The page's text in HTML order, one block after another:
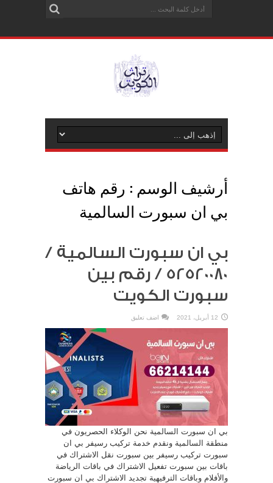
أرشيف الوسم : رقم هاتف
بي ان سبورت السالمية
بي ان سبورت السالمية /
52520080 / رقم بين
سبورت الكويت
12 أبريل، 2021 اضف تعليق
بي ان سبورت السالمية نحن الوكلاء الحصريون في
منطقة السالمية ونقدم خدمة تركيب رسيفر بي ان
سبورت تركيب رسيفر بين سبورت نقل الاشتراك في
باقات بين سبورت تفعيل الاشتراك في باقات الرياضة
والأفلام وباقات الترفيهية تجديد الاشتراك بي ان سبورت